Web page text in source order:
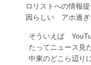
ロリストへの情報
因らしい アホ過ぎ
そういえば
たってニュース
中東のどこら辺り